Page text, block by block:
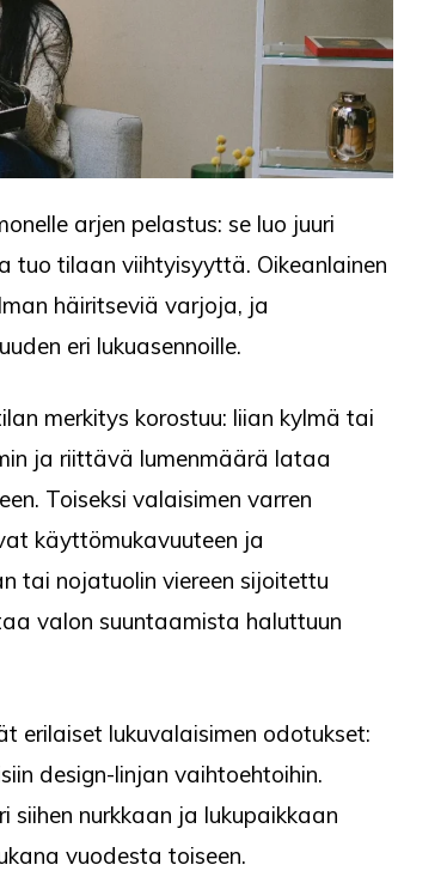
arjen pelastus: se luo juuri
tuo tilaan viihtyisyyttä. Oikeanlainen
häiritseviä varjoja, ja
eri lukuasennoille.
merkitys korostuu: liian kylmä tai
ja riittävä lumenmäärä lataa
Toiseksi valaisimen varren
käyttömukavuuteen ja
tai nojatuolin viereen sijoitettu
valon suuntaamista haluttuun
erilaiset lukuvalaisimen odotukset:
design-linjan vaihtoehtoihin.
nurkkaan ja lukupaikkaan
vuodesta toiseen.